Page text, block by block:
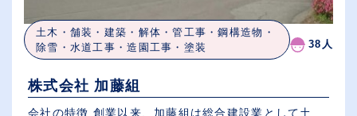
土木・舗装・建築・解体・管工事・鋼構造物・
除雪・水道工事・造園工事・塗装
38人
株式会社 加藤組
会社の特徴 創業以来、加藤組は総合建設業として土